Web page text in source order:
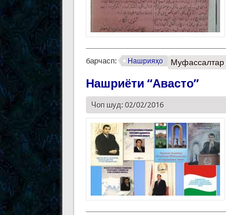
барчасп: Нашрияҳо Муфассалтар
Нашриёти “Авасто”
Чоп шуд: 02/02/2016